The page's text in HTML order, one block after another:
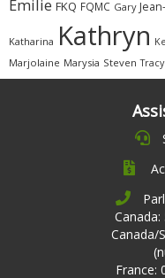
Émilie FKQ FQMC Gary
Katharina Kathryn
Marjolaine Marysia Steven Tracy
Canada/
France: